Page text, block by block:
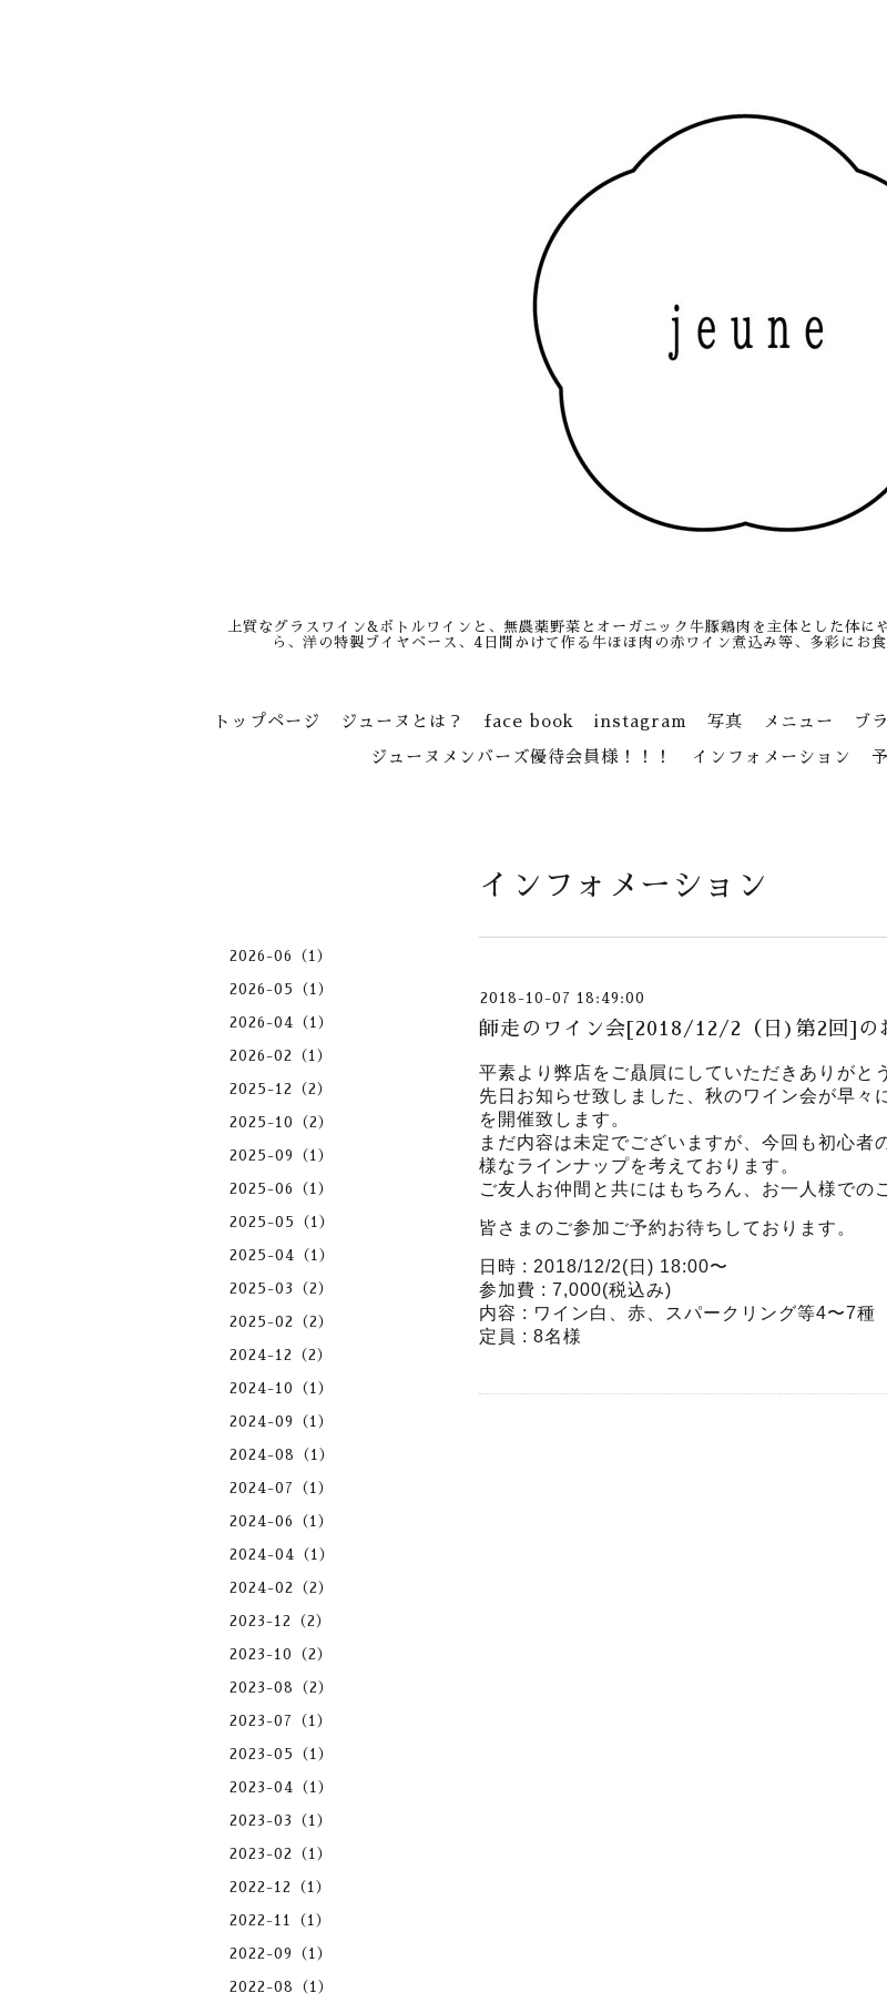
上質なグラスワイン&ボトルワインと、無農薬野菜とオーガニック牛豚鶏肉を主体とした体
ら、洋の特製ブイヤベース、4日間かけて作る牛ほほ肉の赤ワイン煮込み等、多彩にお
トップページ ジューヌとは？ face book instagram 写真 メニュー ブ
ジューヌメンバーズ優待会員様！！！ インフォメーション
インフォメーション
2018-10-07 18:49:00
師走のワイン会[2018/12/2（日)第2回]の
平素より弊店をご贔屓にしていただきありがと
先日お知らせ致しました、秋のワイン会が早々
を開催致します。
まだ内容は未定でございますが、今回も初心
様なラインナップを考えております。
ご友人お仲間と共にはもちろん、お一人様での
皆さまのご参加ご予約お待ちしております。
日時 : 2018/12/2(日) 18:00〜
参加費 : 7,000(税込み)
内容 : ワイン白、赤、スパークリング等4〜7種
定員 : 8名様
2026-06（1）
2026-05（1）
2026-04（1）
2026-02（1）
2025-12（2）
2025-10（2）
2025-09（1）
2025-06（1）
2025-05（1）
2025-04（1）
2025-03（2）
2025-02（2）
2024-12（2）
2024-10（1）
2024-09（1）
2024-08（1）
2024-07（1）
2024-06（1）
2024-04（1）
2024-02（2）
2023-12（2）
2023-10（2）
2023-08（2）
2023-07（1）
2023-05（1）
2023-04（1）
2023-03（1）
2023-02（1）
2022-12（1）
2022-11（1）
2022-09（1）
2022-08（1）